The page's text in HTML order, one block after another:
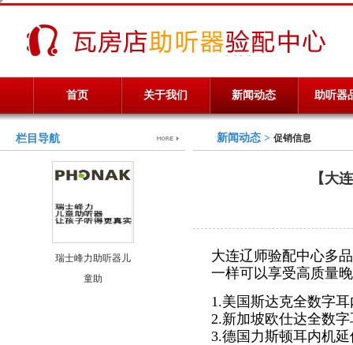
首页 关于我们 新闻动态 助听器
栏目导航
瑞士峰力助听器儿
童助
新闻动态 > 促销信息
【大
大连辽师验配中心多
一样可以享受高质量
1.美国斯达克全数字
2.新加坡欧仕达全数
3.德国力斯顿耳内机延